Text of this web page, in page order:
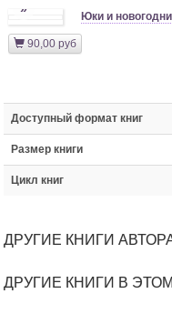
» Юки и
90,00 руб
Доступный формат книг
Размер книги
Цикл книг
ДРУГИЕ КНИГИ
ДРУГИЕ КНИГИ В